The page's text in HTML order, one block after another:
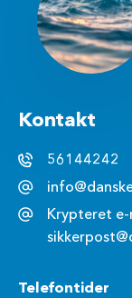
Kontakt
56144242
Krypteret
Telefontider